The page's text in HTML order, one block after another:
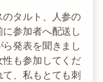
のタルト、人参の
参加者へ配送し
発表を聞きまし
も参加してくだ
、私もとても刺